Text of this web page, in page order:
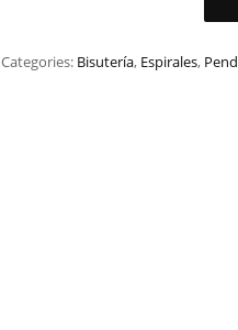
Categories: Bisutería, Espirales,